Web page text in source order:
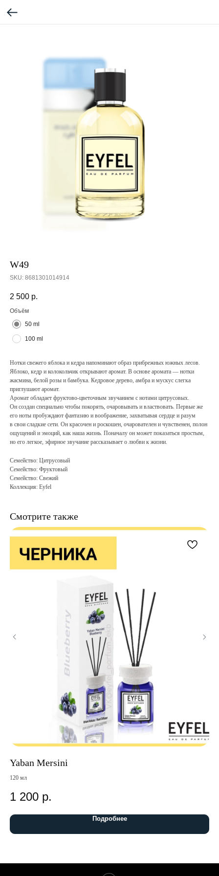
W49
SKU: 8681301014914
2 500 р.
Объём
50 ml
100 ml
Нотки свежего яблока и кедра напоминают образ прибрежных южных лесов.
Яблоко, кедр и колокольчик открывают аромат. В основе аромата — нотки
жасмина, белой розы и бамбука. Кедровое дерево, амбра и мускус слегка
приглушают аромат.
Аромат обладает фруктово-цветочным звучанием с нотами цитрусовых.
Он создан специально чтобы покорять, очаровывать и властвовать. Первые же
его ноты пробуждают фантазию и воображение, захватывая сердце и разум
в свои сладкие сети. Он красочен и роскошен, очарователен и чувственен, полон
ощущений и эмоций, как наша жизнь. Поначалу он может показаться простым,
но его легкое, эфирное звучание рассказывает о любви к жизни.
Семейство: Цитрусовый
Семейство: Фруктовый
Семейство: Свежий
Коллекция: Eyfel
Смотрите также
Yaban Mersini
120 мл
1 200 р.
Подробнее